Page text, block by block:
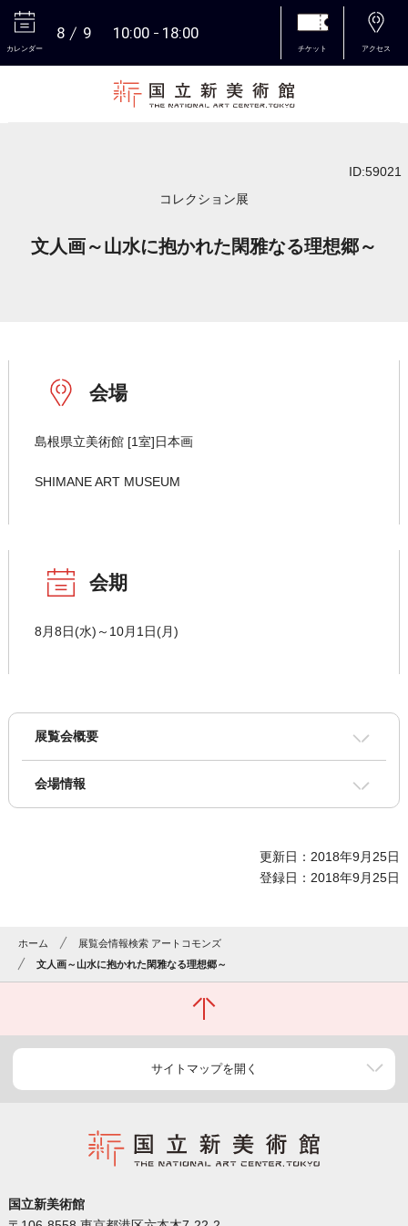
カレンダー
8 9 10:00 18:00
チケット アクセス
ID:59021
コレクション展
文人画～山水に抱かれた閑雅なる理想郷～
会場
島根県立美術館 [1室]日本画
SHIMANE ART MUSEUM
会期
8月8日(水)～10月1日(月)
展覧会概要
会場情報
更新日：2018年9月25日
登録日：2018年9月25日
ホーム
展覧会情報検索 アートコモンズ
文人画～山水に抱かれた閑雅なる理想郷～
サイトマップを開く
国立新美術館